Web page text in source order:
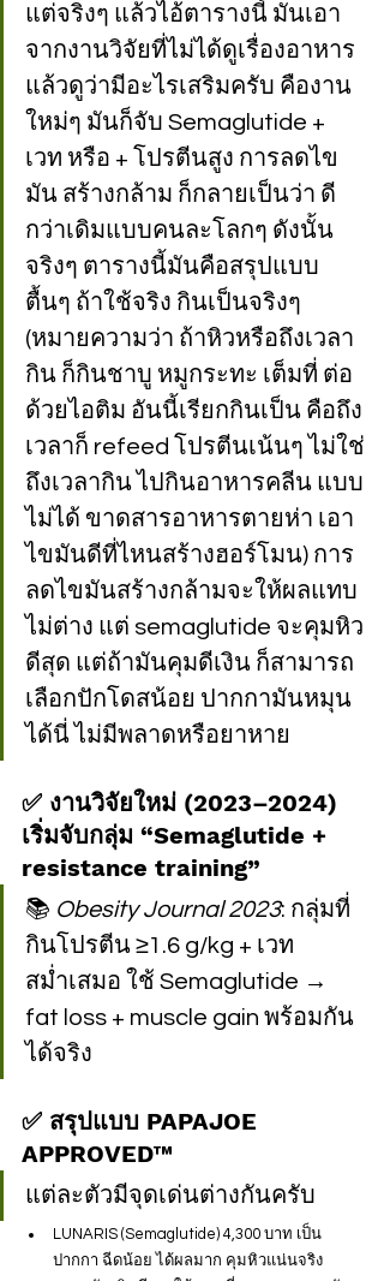
แต่จริงๆ แล้วไอ้ตารางนี้ มันเอา
จากงานวิจัยที่ไม่ได้ดูเรื่องอาหาร
แล้วดูว่ามีอะไรเสริมครับ คืองาน
ใหม่ๆ มันก็จับ Semaglutide +
เวท หรือ + โปรตีนสูง การลดไข
มัน สร้างกล้าม ก็กลายเป็นว่า ดี
กว่าเดิมแบบคนละโลกๆ ดังนั้น
จริงๆ ตารางนี้มันคือสรุปแบบ
ตื้นๆ ถ้าใช้จริง กินเป็นจริงๆ
(หมายความว่า ถ้าหิวหรือถึงเวลา
กิน ก็กินชาบู หมูกระทะ เต็มที่ ต่อ
ด้วยไอติม อันนี้เรียกกินเป็น คือถึง
เวลาก็ refeed โปรตีนเน้นๆ ไม่ใช่
ถึงเวลากิน ไปกินอาหารคลีน แบบ
ไม่ได้ ขาดสารอาหารตายห่า เอา
ไขมันดีที่ไหนสร้างฮอร์โมน) การ
ลดไขมันสร้างกล้ามจะให้ผลแทบ
ไม่ต่าง แต่ semaglutide จะคุมหิว
ดีสุด แต่ถ้ามันคุมดีเงิน ก็สามารถ
เลือกปักโดสน้อย ปากกามันหมุน
ได้นี่ ไม่มีพลาดหรือยาหาย
✅ งานวิจัยใหม่ (2023–2024)
เริ่มจับกลุ่ม “Semaglutide +
resistance training”
📚 Obesity Journal 2023: กลุ่มที่
กินโปรตีน ≥1.6 g/kg + เวท
สม่ำเสมอ ใช้ Semaglutide →
fat loss + muscle gain พร้อมกัน
ได้จริง
✅ สรุปแบบ PAPAJOE
APPROVED™
แต่ละตัวมีจุดเด่นต่างกันครับ
LUNARIS (Semaglutide) 4,300 บาท เป็น
ปากกา ฉีดน้อย ได้ผลมาก คุมหิวแน่นจริง